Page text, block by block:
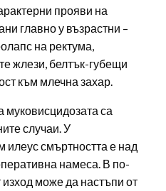
прояви на
главно у възрастни –
на ректума,
жлези, белтък-губещи
към млечна захар.
муковисцидозата са
случаи. У
илеус смъртността е над
намеса. В по-
може да настъпи от